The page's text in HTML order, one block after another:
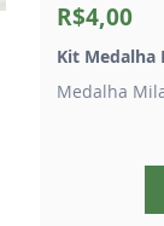
R$4,00
Kit Medalha
Medalha